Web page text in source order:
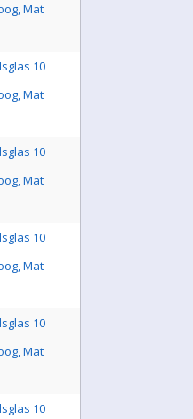
Mat
10
Mat
10
Mat
10
Mat
10
Mat
10